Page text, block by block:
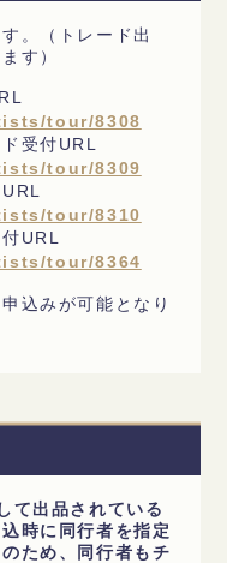
。（トレード出
す）
tour/8308
受付URL
tour/8309
tour/8310
URL
tour/8364
込みが可能となり
て出品されている
時に同行者を指定
ため、同行者もチ